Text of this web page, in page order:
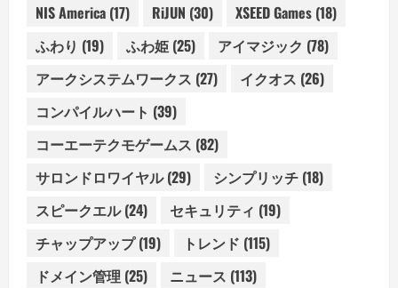
NIS America (17) RiJUN (30) XSEED Games (18)
ふわり (19) ふわ姫 (25) アイマジック (78)
アークシステムワークス (27) イクオス (26)
コンパイルハート (39)
コーエーテクモゲームス (82)
サロンドロワイヤル(29) シンプリッチ (18)
スピークエル(24) セキュリティ (19)
チャップアップ(19) トレンド (115)
ドメイン管理 (25) ニュース (113)